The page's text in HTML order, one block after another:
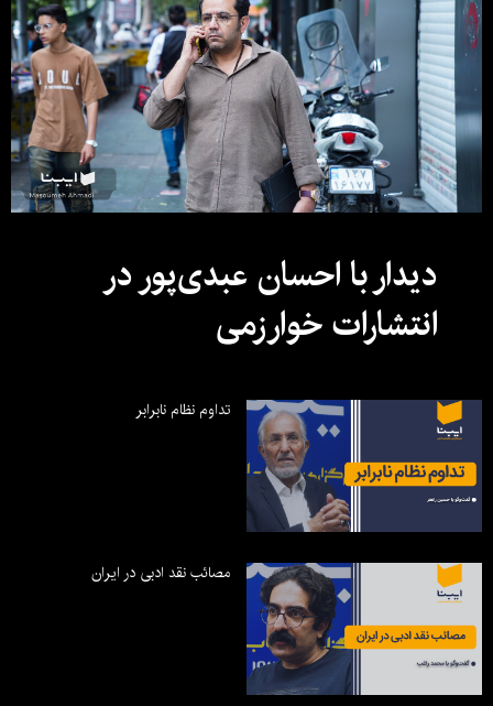
دیدار با احسان عبدی‌پور در
انتشارات خوارزمی
تداوم نظام نابرابر
مصائب نقد ادبی در ایران